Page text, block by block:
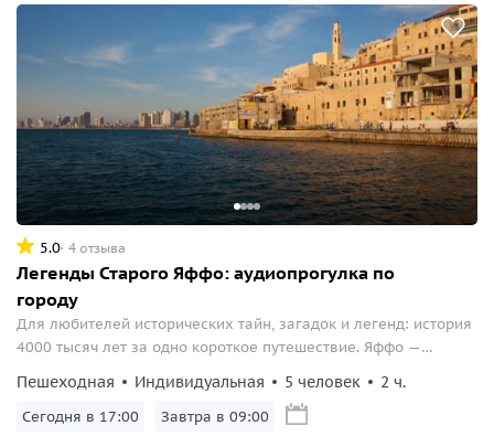
5.0 4 отзыва
Легенды Старого Яффо: аудиопрогулка по
городу
Для любителей исторических тайн, загадок и легенд: история
4000 тысяч лет за одно короткое путешествие. Яффо —
побережье Средиземного моря...
Пешеходная Индивидуальная 5 человек 2 ч.
Сегодня в 17:00 Завтра в 09:00